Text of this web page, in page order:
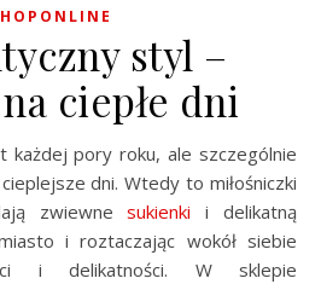
styl –
ciepłe dni
dni. Wtedy to miłośniczki
zwiewnesukienki i delikatną
i roztaczając wokół siebie
i delikatności. W sklepie